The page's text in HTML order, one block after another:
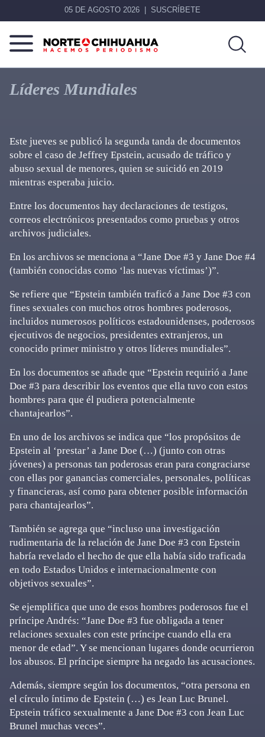
05 DE AGOSTO 2026 SUSCRÍBETE
Norte
Chihuahua
Más
que
noticias,
Líderes Mundiales
Este jueves se publicó la segunda tanda de documentos
sobre el caso de Jeffrey Epstein, acusado de tráfico y
abuso sexual de menores, quien se suicidó en 2019
mientras esperaba juicio.
Entre los documentos hay declaraciones de testigos,
correos electrónicos presentados como pruebas y otros
archivos judiciales.
En los archivos se menciona a “Jane Doe #3 y Jane Doe #4
(también conocidas como ‘las nuevas víctimas’)”.
Se refiere que “Epstein también traficó a Jane Doe #3 con
fines sexuales con muchos otros hombres poderosos,
incluidos numerosos políticos estadounidenses, poderosos
ejecutivos de negocios, presidentes extranjeros, un
conocido primer ministro y otros líderes mundiales”.
En los documentos se añade que “Epstein requirió a Jane
Doe #3 para describir los eventos que ella tuvo con estos
hombres para que él pudiera potencialmente
chantajearlos”.
En uno de los archivos se indica que “los propósitos de
Epstein al ‘prestar’ a Jane Doe (…) (junto con otras
jóvenes) a personas tan poderosas eran para congraciarse
con ellas por ganancias comerciales, personales, políticas
y financieras, así como para obtener posible información
para chantajearlos”.
También se agrega que “incluso una investigación
rudimentaria de la relación de Jane Doe #3 con Epstein
habría revelado el hecho de que ella había sido traficada
en todo Estados Unidos e internacionalmente con
objetivos sexuales”.
Se ejemplifica que uno de esos hombres poderosos fue el
príncipe Andrés: “Jane Doe #3 fue obligada a tener
relaciones sexuales con este príncipe cuando ella era
menor de edad”. Y se mencionan lugares donde ocurrieron
los abusos. El príncipe siempre ha negado las acusaciones.
Además, siempre según los documentos, “otra persona en
el círculo íntimo de Epstein (…) es Jean Luc Brunel.
Epstein tráfico sexualmente a Jane Doe #3 con Jean Luc
Brunel muchas veces”.